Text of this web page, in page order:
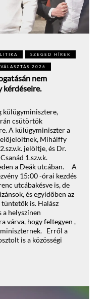
SZEGED HÍREK
VÁLASZTÁS 2026
nem
kérdéseire.
külügyminisztere,
csütörtök
A külügyminiszter a
Mihálffy
jelöltje, és Dr.
1.sz.v.k.
a Deák utcában. A
15:00 -órai kezdés
utcábakésve is, de
és egyidőben az
is. Halász
helyszínen
várva, hogy feltegyen ,
Erről a
is a közösségi